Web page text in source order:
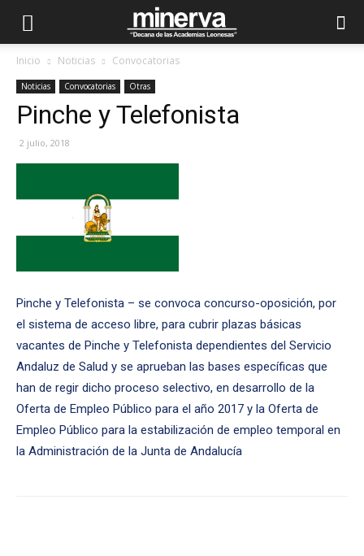
Inicio Noticias Convocatorias
Noticias Convocatorias Otras
Pinche y Telefonista
2 julio, 2018
Pinche y Telefonista – se convoca concurso-oposición, por
el sistema de acceso libre, para cubrir plazas básicas
vacantes de Pinche y Telefonista dependientes del Servicio
Andaluz de Salud y se aprueban las bases específicas que
han de regir dicho proceso selectivo, en desarrollo de la
Oferta de Empleo Público para el año 2017 y la Oferta de
Empleo Público para la estabilización de empleo temporal en
la Administración de la Junta de Andalucía